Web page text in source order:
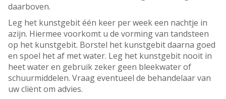
daarboven.
Leg het kunstgebit één keer per week een nachtje in
azijn. Hiermee voorkomt u de vorming van tandsteen
op het kunstgebit. Borstel het kunstgebit daarna goed
en spoel het af met water. Leg het kunstgebit nooit in
heet water en gebruik zeker geen bleekwater of
schuurmiddelen. Vraag eventueel de behandelaar van
uw cliënt om advies.